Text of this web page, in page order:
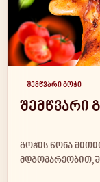
შემწვარი გოჭი
შემწვარი
გოჭის წონა